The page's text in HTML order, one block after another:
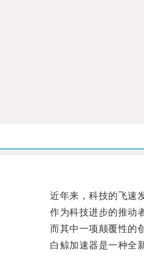
近年来，科技的飞速发
作为科技进步的推动者
而其中一项颠覆性的创
白鲸加速器是一种全新